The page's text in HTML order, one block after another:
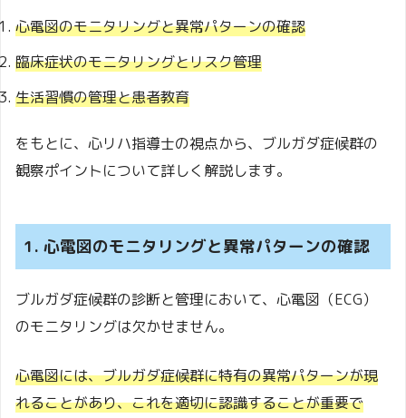
心電図のモニタリングと異常パターンの確認
臨床症状のモニタリングとリスク管理
生活習慣の管理と患者教育
をもとに、心リハ指導士の視点から、ブルガダ症候群の
観察ポイントについて詳しく解説します。
1. 心電図のモニタリングと異常パターンの確認
ブルガダ症候群の診断と管理において、心電図（ECG）
のモニタリングは欠かせません。
心電図には、ブルガダ症候群に特有の異常パターンが現
れることがあり、これを適切に認識することが重要で